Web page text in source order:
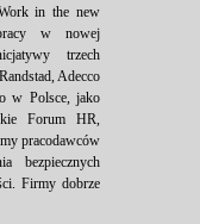
in the new
w nowej
trzech
Adecco
w Polsce, jako
Forum HR,
pracodawców
bezpiecznych
Firmy dobrze